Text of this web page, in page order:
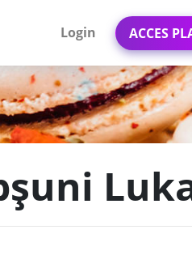
Login ACCES